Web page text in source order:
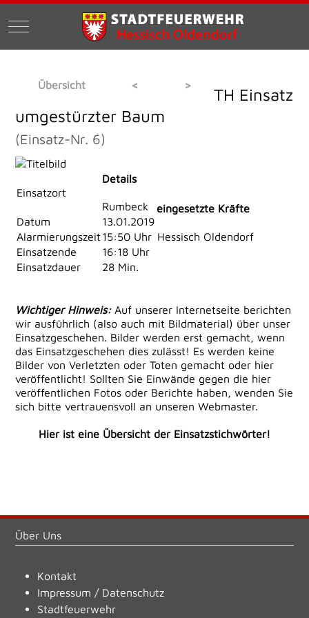
Mobile Menu Toggle
Übersicht < >
TH Einsatz
umgestürzter Baum
(Einsatz-Nr. 6)
Einsatzort
Details
Rumbeck
Datum
13.01.2019
Alarmierungszeit 15:50 Uhr
Einsatzende
16:18 Uhr
Einsatzdauer
28 Min.
eingesetzte Kräfte
Hessisch Oldendorf
Wichtiger Hinweis: Auf unserer Internetseite berichten
wir ausführlich (also auch mit Bildmaterial) über unser
Einsatzgeschehen. Bilder werden erst gemacht, wenn
das Einsatzgeschehen dies zulässt! Es werden keine
Bilder von Verletzten oder Toten gemacht oder hier
veröffentlicht! Sollten Sie Einwände gegen die hier
veröffentlichen Fotos oder Berichte haben, wenden Sie
sich bitte vertrauensvoll an unseren Webmaster.
Hier ist eine Übersicht der Einsatzstichwörter!
Über Uns
Kontakt
Impressum / Datenschutz
Stadtfeuerwehr